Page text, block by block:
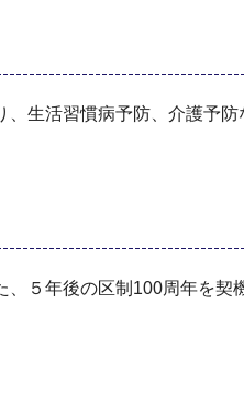
生活習慣病予防、介護予防
５年後の区制100周年を契